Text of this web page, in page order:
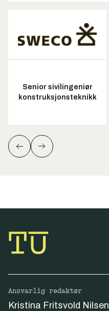
Senior sivilingeniør
konstruksjonsteknikk
Ansvarlig redaktør
Kristina Fritsvold Nilsen